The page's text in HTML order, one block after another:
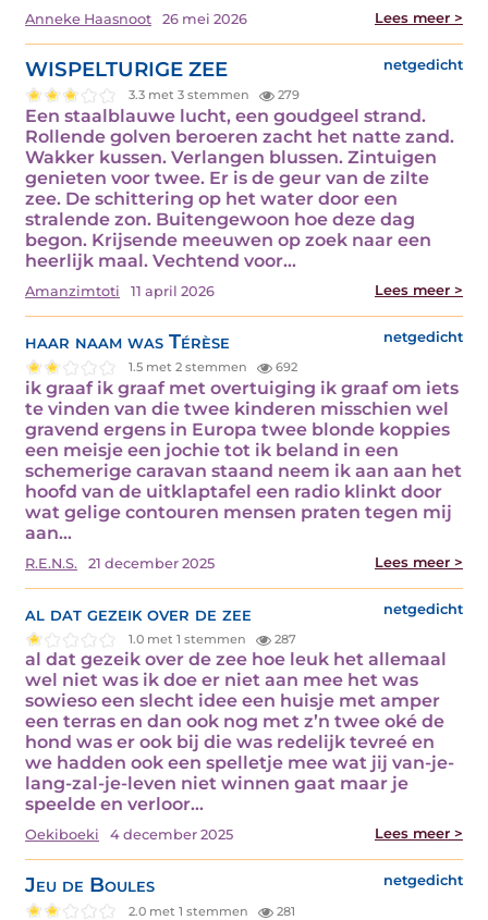
Anneke Haasnoot 26 mei 2026 Lees meer >
WISPELTURIGE ZEE netgedicht
3.3 met 3 stemmen 279
Een staalblauwe lucht, een goudgeel strand.
Rollende golven beroeren zacht het natte zand.
Wakker kussen. Verlangen blussen. Zintuigen
genieten voor twee. Er is de geur van de zilte
zee. De schittering op het water door een
stralende zon. Buitengewoon hoe deze dag
begon. Krijsende meeuwen op zoek naar een
heerlijk maal. Vechtend voor…
Amanzimtoti 11 april 2026 Lees meer >
haar naam was Térèse netgedicht
1.5 met 2 stemmen 692
ik graaf ik graaf met overtuiging ik graaf om iets
te vinden van die twee kinderen misschien wel
gravend ergens in Europa twee blonde koppies
een meisje een jochie tot ik beland in een
schemerige caravan staand neem ik aan aan het
hoofd van de uitklaptafel een radio klinkt door
wat gelige contouren mensen praten tegen mij
aan…
R.E.N.S. 21 december 2025 Lees meer >
al dat gezeik over de zee netgedicht
1.0 met 1 stemmen 287
al dat gezeik over de zee hoe leuk het allemaal
wel niet was ik doe er niet aan mee het was
sowieso een slecht idee een huisje met amper
een terras en dan ook nog met z’n twee oké de
hond was er ook bij die was redelijk tevreé en
we hadden ook een spelletje mee wat jij van-je-
lang-zal-je-leven niet winnen gaat maar je
speelde en verloor…
Oekiboeki 4 december 2025 Lees meer >
Jeu de Boules netgedicht
2.0 met 1 stemmen 281